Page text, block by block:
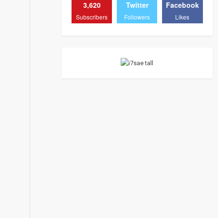
Facebook
Likes
Twitter
Followers
3,620
Subscribers